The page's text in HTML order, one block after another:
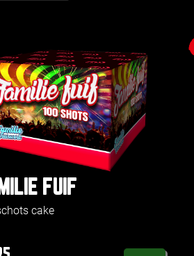
FUIF
cake